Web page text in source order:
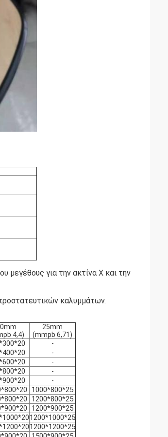
για την ακτίνα X και την
καλυμμάτων.
4,4)
25mm
(mmpb 6,71)
-
-
-
-
-
1000*800*25
1200*800*25
1200*900*25
1200*1000*25
1200*1200*25